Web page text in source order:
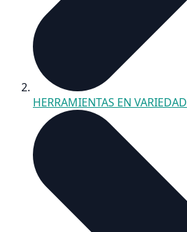
HERRAMIENTAS EN VARIEDAD